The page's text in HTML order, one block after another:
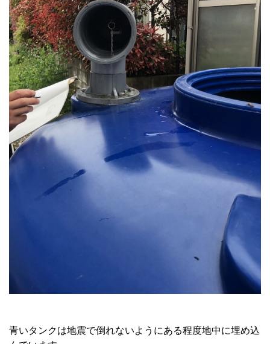
青いタンクは地震で倒れないようにある程度地中に埋め込